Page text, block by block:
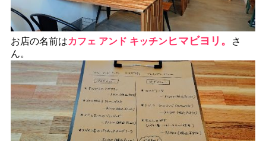
お店の名前はカフェ アンド キッチンヒマビヨリ。
さ
ん。